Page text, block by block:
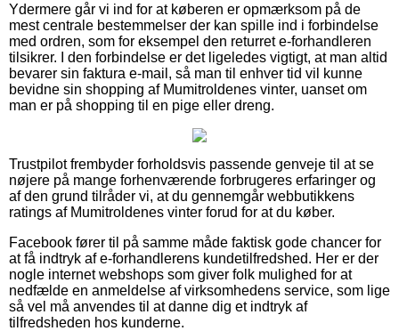
Ydermere går vi ind for at køberen er opmærksom på de
mest centrale bestemmelser der kan spille ind i forbindelse
med ordren, som for eksempel den returret e-forhandleren
tilsikrer. I den forbindelse er det ligeledes vigtigt, at man altid
bevarer sin faktura e-mail, så man til enhver tid vil kunne
bevidne sin shopping af Mumitroldenes vinter, uanset om
man er på shopping til en pige eller dreng.
Trustpilot frembyder forholdsvis passende genveje til at se
nøjere på mange forhenværende forbrugeres erfaringer og
af den grund tilråder vi, at du gennemgår webbutikkens
ratings af Mumitroldenes vinter forud for at du køber.
Facebook fører til på samme måde faktisk gode chancer for
at få indtryk af e-forhandlerens kundetilfredshed. Her er der
nogle internet webshops som giver folk mulighed for at
nedfælde en anmeldelse af virksomhedens service, som lige
så vel må anvendes til at danne dig et indtryk af
tilfredsheden hos kunderne.